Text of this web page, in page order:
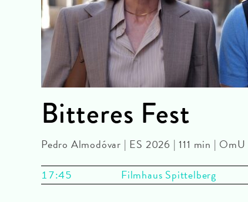
Bitteres Fest
Pedro Almodóvar | ES 2026 | 111 min | OmU
17:45
Filmhaus Spittelberg